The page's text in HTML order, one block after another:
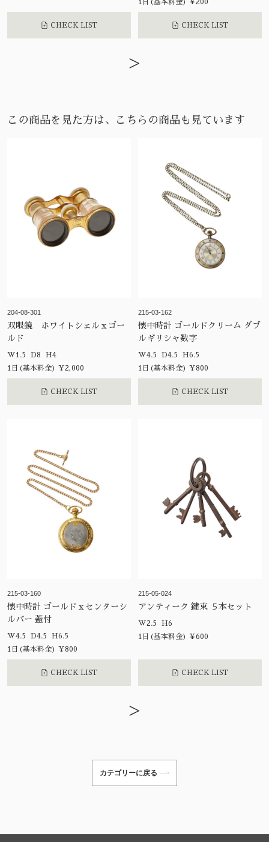
CHECK LIST
1日(基本料金) ¥200
CHECK LIST
>
この商品を見た方は、こちらの商品も見ています
204-08-301
双眼鏡 ホワイトシェルｘゴー
ルド
W1.5 D8 H4
1日(基本料金) ¥2,000
CHECK LIST
215-03-162
懐中時計 ゴールドクリーム ダブ
ルギリシャ数字
W4.5 D4.5 H6.5
1日(基本料金) ¥800
CHECK LIST
215-03-160
懐中時計 ゴールドｘセンターシ
ルバー 蓋付
W4.5 D4.5 H6.5
1日(基本料金) ¥800
CHECK LIST
215-05-024
アンティーク 鍵束 ５本セット
W2.5 H6
1日(基本料金) ¥600
CHECK LIST
>
カテゴリーに戻る